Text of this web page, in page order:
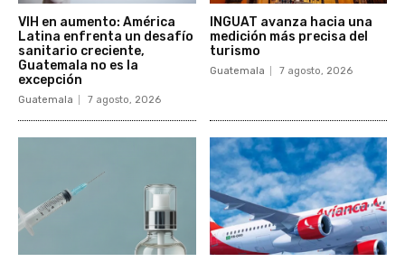
VIH en aumento: América
Latina enfrenta un desafío
sanitario creciente,
Guatemala no es la
excepción
Guatemala 7 agosto, 2026
INGUAT avanza hacia una
medición más precisa del
turismo
Guatemala 7 agosto, 2026